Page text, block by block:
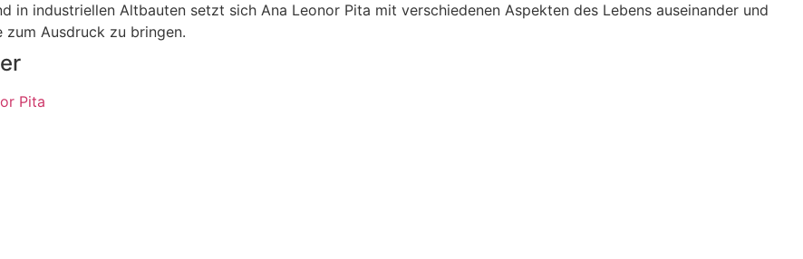
in industriellen Altbauten setzt sich Ana Leonor Pita mit verschiedenen Aspekten des Lebens auseinander und
zum Ausdruck zu bringen.
Pita